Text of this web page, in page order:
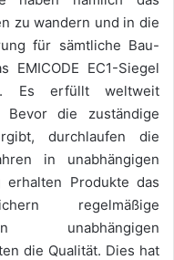
zu wandern und in die
für sämtliche Bau-
EMICODE EC1-Siegel
Es erfüllt weltweit
Bevor die zuständige
durchlaufen die
in unabhängigen
erhalten Produkte das
regelmäßige
unabhängigen
die Qualität. Dies hat